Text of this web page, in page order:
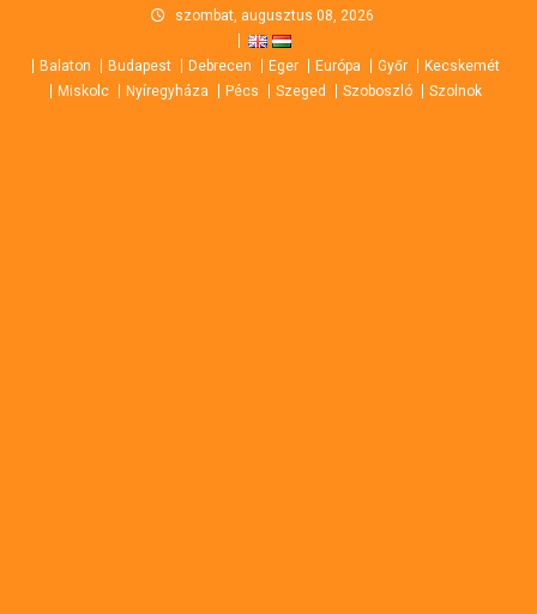
content
szombat, augusztus 08, 2026
Balaton Budapest Debrecen Eger Európa Győr
Kecskemét
Miskolc
Nyíregyháza Pécs Szeged Szoboszló Szolnok